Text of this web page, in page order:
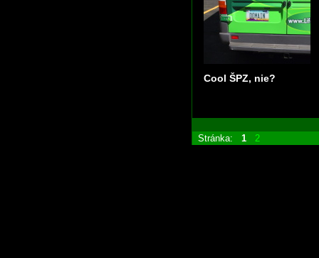
Cool ŠPZ, nie?
Stránka: 1 2